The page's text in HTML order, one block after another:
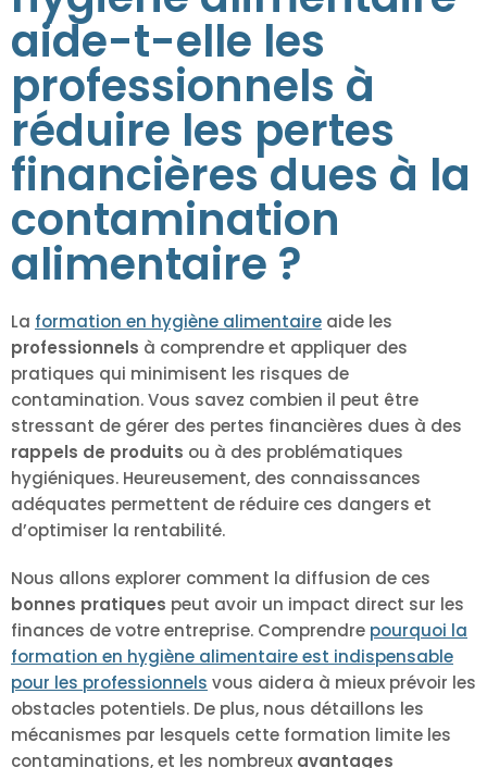
aide-t-elle les
professionnels à
réduire les pertes
financières dues à la
contamination
alimentaire ?
La formation en hygiène alimentaire aide les
professionnels à comprendre et appliquer des
pratiques qui minimisent les risques de
contamination. Vous savez combien il peut être
stressant de gérer des pertes financières dues à des
rappels de produits ou à des problématiques
hygiéniques. Heureusement, des connaissances
adéquates permettent de réduire ces dangers et
d’optimiser la rentabilité.
Nous allons explorer comment la diffusion de ces
bonnes pratiques peut avoir un impact direct sur les
finances de votre entreprise. Comprendre pourquoi la
formation en hygiène alimentaire est indispensable
pour les professionnels vous aidera à mieux prévoir les
obstacles potentiels. De plus, nous détaillons les
mécanismes par lesquels cette formation limite les
contaminations, et les nombreux avantages